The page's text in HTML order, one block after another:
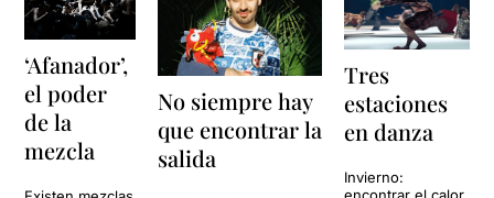
‘Afanador’,
el poder
de la
mezcla
No siempre hay
que encontrar la
salida
Tres
estaciones
en danza
Invierno: